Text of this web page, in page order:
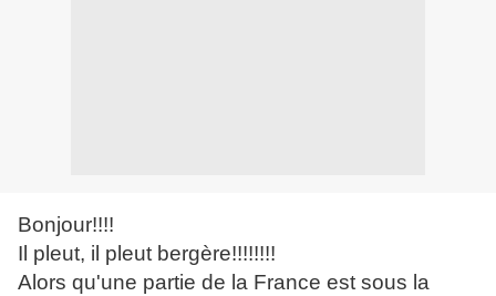
Bonjour!!!!
Il pleut, il pleut bergère!!!!!!!!
Alors qu'une partie de la France est sous la